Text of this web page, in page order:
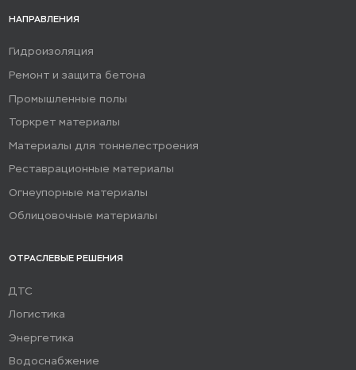
НАПРАВЛЕНИЯ
Гидроизоляция
Ремонт и защита бетона
Промышленные полы
Торкрет материалы
Материалы для тоннелестроения
Реставрационные материалы
Огнеупорные материалы
Облицовочные материалы
ОТРАСЛЕВЫЕ РЕШЕНИЯ
ДТС
Логистика
Энергетика
Водоснабжение